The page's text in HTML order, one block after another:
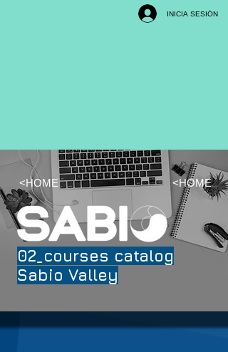
INICIA SESIÓN
<HOME <HOME
02_courses catalog
Sabio Valley